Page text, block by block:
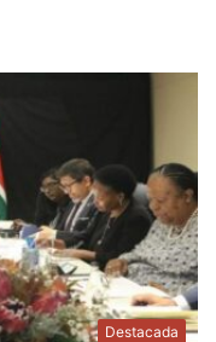
Destacada